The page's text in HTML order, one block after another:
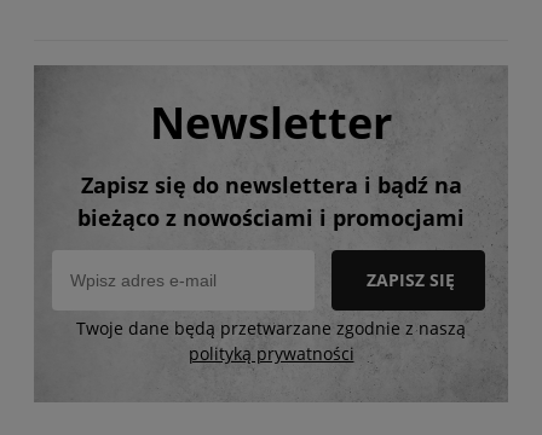
Newsletter
Zapisz się do newslettera i bądź na
bieżąco z nowościami i promocjami
ZAPISZ SIĘ
Twoje dane będą przetwarzane zgodnie z naszą
polityką prywatności